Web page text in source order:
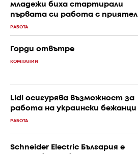
младежи биха стартирали
първата си работа с приятел
РАБОТА
Горди отвътре
КОМПАНИИ
Lidl осигурява възможност за
работа на украински бежанци
РАБОТА
Schneider Electric България е